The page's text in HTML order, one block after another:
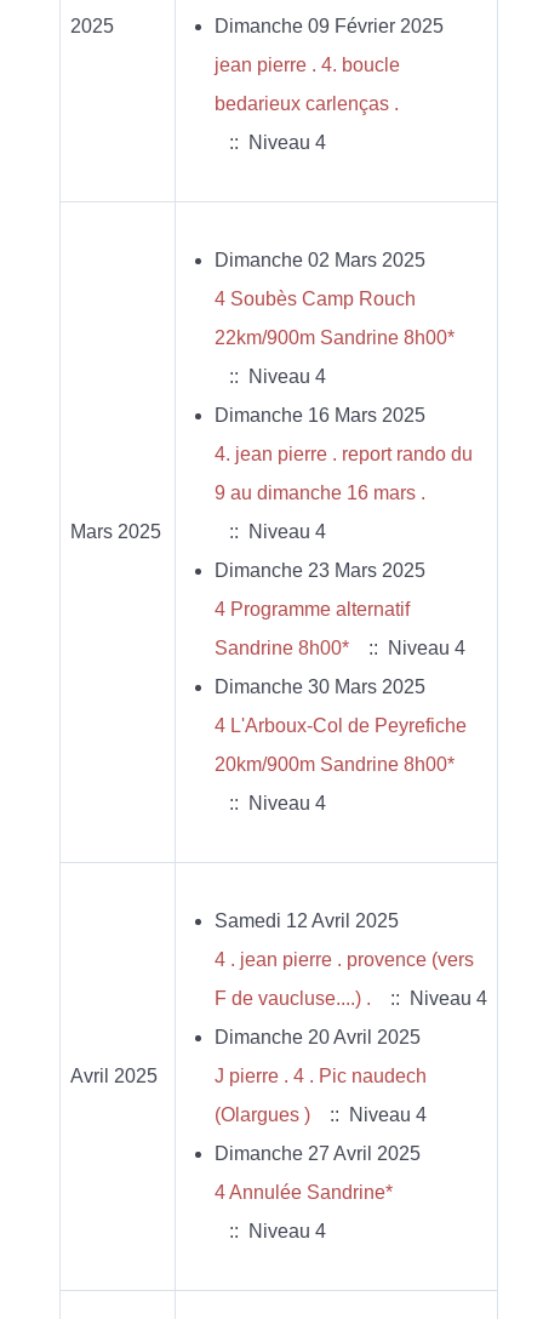
2025
Dimanche 09 Février 2025
jean pierre . 4. boucle
bedarieux carlenças .
:: Niveau 4
Mars 2025
Dimanche 02 Mars 2025
4 Soubès Camp Rouch
22km/900m Sandrine 8h00*
:: Niveau 4
Dimanche 16 Mars 2025
4. jean pierre . report rando du
9 au dimanche 16 mars .
:: Niveau 4
Dimanche 23 Mars 2025
4 Programme alternatif
Sandrine 8h00*
:: Niveau 4
Dimanche 30 Mars 2025
4 L'Arboux-Col de Peyrefiche
20km/900m Sandrine 8h00*
:: Niveau 4
Avril 2025
Samedi 12 Avril 2025
4 . jean pierre . provence (vers
F de vaucluse....) .
:: Niveau 4
Dimanche 20 Avril 2025
J pierre . 4 . Pic naudech
(Olargues )
:: Niveau 4
Dimanche 27 Avril 2025
4 Annulée Sandrine*
:: Niveau 4